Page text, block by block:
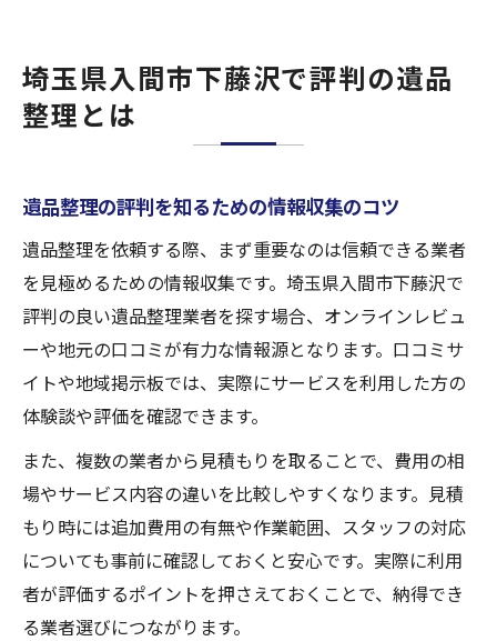
遺品整理を依頼する際の費用比較ポイント
遺品整理の費用相場と比較時の注意点
追加費用が発生しやすい遺品整理のケース
見積もりで確認すべき遺品整理の内訳
遺品整理士依頼時の費用目安と相談ポイン
ト
追加請求を防ぐ遺品整理の見積もり注意点
遺品整理の見積もりで確認すべき項目
見積もり時に想定外の追加費用を避ける方
法
遺品整理で明朗会計を実現するチェックリ
スト
料金体系やオプションの確認が重要な理由
見積もりの不明点は遺品整理業者に質問を
埼玉県入間市下藤沢で評判の遺品
整理とは
遺品整理の評判を知るための情報収集のコツ
遺品整理を依頼する際、まず重要なのは信頼できる業者
を見極めるための情報収集です。埼玉県入間市下藤沢で
評判の良い遺品整理業者を探す場合、オンラインレビュ
ーや地元の口コミが有力な情報源となります。口コミサ
イトや地域掲示板では、実際にサービスを利用した方の
体験談や評価を確認できます。
また、複数の業者から見積もりを取ることで、費用の相
場やサービス内容の違いを比較しやすくなります。見積
もり時には追加費用の有無や作業範囲、スタッフの対応
についても事前に確認しておくと安心です。実際に利用
者が評価するポイントを押さえておくことで、納得でき
る業者選びにつながります。